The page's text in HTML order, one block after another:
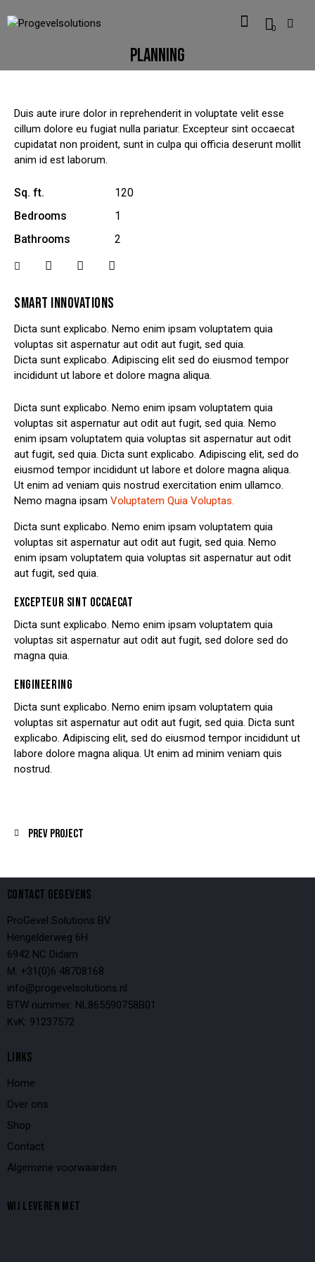
0
PLANNING
Duis aute irure dolor in reprehenderit in voluptate velit esse
cillum dolore eu fugiat nulla pariatur. Excepteur sint occaecat
cupidatat non proident, sunt in culpa qui officia deserunt mollit
anim id est laborum.
Sq. ft.
120
Bedrooms
1
Bathrooms
2
SMART INNOVATIONS
Dicta sunt explicabo. Nemo enim ipsam voluptatem quia
voluptas sit aspernatur aut odit aut fugit, sed quia.
Dicta sunt explicabo. Adipiscing elit sed do eiusmod tempor
incididunt ut labore et dolore magna aliqua.
Dicta sunt explicabo. Nemo enim ipsam voluptatem quia
voluptas sit aspernatur aut odit aut fugit, sed quia. Nemo
enim ipsam voluptatem quia voluptas sit aspernatur aut odit
aut fugit, sed quia. Dicta sunt explicabo. Adipiscing elit, sed do
eiusmod tempor incididunt ut labore et dolore magna aliqua.
Ut enim ad veniam quis nostrud exercitation enim ullamco.
Nemo magna ipsam Voluptatem Quia Voluptas.
Dicta sunt explicabo. Nemo enim ipsam voluptatem quia
voluptas sit aspernatur aut odit aut fugit, sed quia. Nemo
enim ipsam voluptatem quia voluptas sit aspernatur aut odit
aut fugit, sed quia.
EXCEPTEUR SINT OCCAECAT
Dicta sunt explicabo. Nemo enim ipsam voluptatem quia
voluptas sit aspernatur aut odit aut fugit, sed dolore sed do
magna quia.
ENGINEERING
Dicta sunt explicabo. Nemo enim ipsam voluptatem quia
voluptas sit aspernatur aut odit aut fugit, sed quia. Dicta sunt
explicabo. Adipiscing elit, sed do eiusmod tempor incididunt ut
labore dolore magna aliqua. Ut enim ad minim veniam quis
nostrud.
Prev Project
CONTACT GEGEVENS
ProGevel Solutions BV
Hengelderweg 6H
6942 NC Didam
M. +31(0)6 48708168
info@progevelsolutions.nl
BTW nummer: NL865590758B01
KvK: 91237572
LINKS
Home
Over ons
Shop
Contact
Algemene voorwaarden
WIJ LEVEREN MET